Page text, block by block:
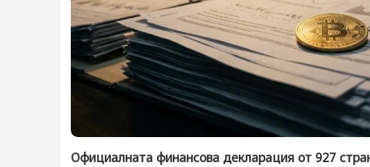
Официалната финансова декларация от 927